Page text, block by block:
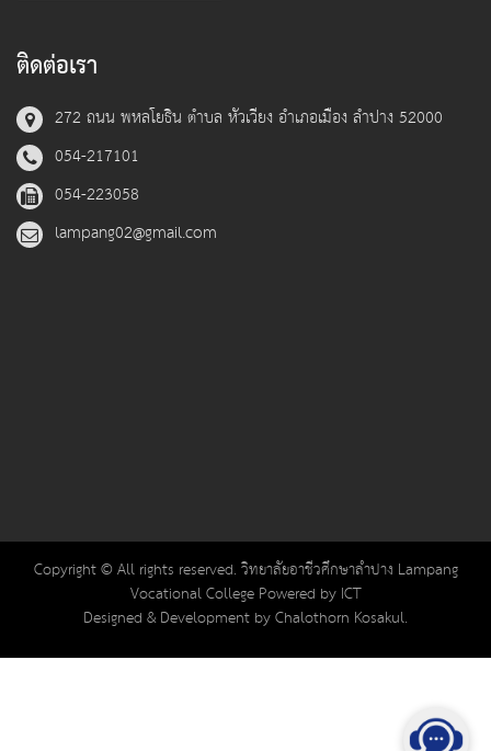
ติดต่อเรา
272 ถนน พหลโยธิน ตำบล หัวเวียง อำเภอเมือง ลำปาง 52000
054-217101
054-223058
lampang02@gmail.com
Copyright © All rights reserved. วิทยาลัยอาชีวศึกษาลำปาง Lampang
Vocational College Powered by ICT
Designed & Development by Chalothorn Kosakul.